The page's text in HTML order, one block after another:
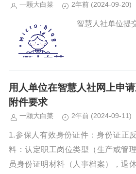
一颗大白菜 2年前 (2024-09-20)
智慧人社单位提
用人单位在智慧人社网上申
附件要求
一颗大白菜 2年前 (2024-09-11)
1.参保人有效身份证件：身份证正
料：认定职工岗位类型（生产或管
员身份证明材料（人事档案），退